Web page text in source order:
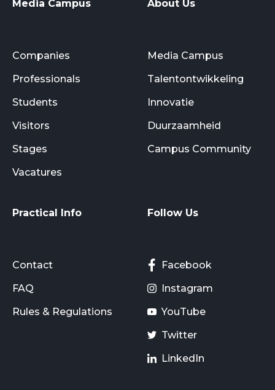
Media Campus
Companies
Professionals
Students
Visitors
Stages
Vacatures
About Us
Media Campus
Talentontwikkeling
Innovatie
Duurzaamheid
Campus Community
Practical Info
Contact
FAQ
Rules & Regulations
Follow Us
Facebook
Instagram
YouTube
Twitter
LinkedIn